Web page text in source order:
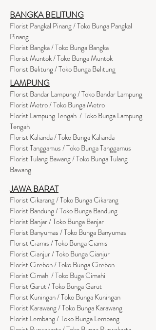
BANGKA BELITUNG
Florist Pangkal Pinang / Toko Bunga Pangkal
Pinang
Florist Bangka / Toko Bunga Bangka
Florist Muntok / Toko Bunga Muntok
Florist Belitung / Toko Bunga Belitung
LAMPUNG
Florist Bandar Lampung / Toko Bandar Lampung
Florist Metro / Toko Bunga Metro
Florist Lampung Tengah / Toko Bunga Lampung
Tengah
Florist Kalianda / Toko Bunga Kalianda
Florist Tanggamus / Toko Bunga Tanggamus
Florist Tulang Bawang / Toko Bunga Tulang
Bawang
JAWA BARAT
Florist Cikarang/ Toko Bunga Cikarang
Florist Bandung / Toko Bunga Bandung
Florist Banjar / Toko Bunga Banjar
Florist Banyumas / Toko Bunga Banyumas
Florist Ciamis / Toko Bunga Ciamis
Florist Cianjur / Toko Bunga Cianjur
Florist Cirebon / Toko Bunga Cirebon
Florist Cimahi / Toko Buga Cimahi
Florist Garut / Toko Bunga Garut
Florist Kuningan / Toko Bunga Kuningan
Florist Karawang / Toko Bunga Karawang
Florist Lembang / Toko Bunga Lembang